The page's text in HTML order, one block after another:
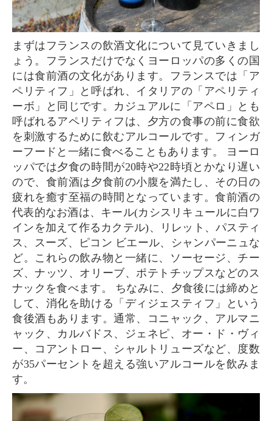
まずはフランスの飲酒文化について見ていきまし
ょう。フランスだけでなくヨーロッパの多くの国
には食前酒の文化があります。フランスでは「ア
ペリティフ」と呼ばれ、イタリアの「アペリティ
ーボ」と同じです。カジュアルに「アペロ」とも
呼ばれるアペリティフは、夕方の食事の前に食欲
を刺激するために飲むアルコールです。フィンガ
ーフードと一緒に食べることもあります。 ヨーロ
ッパでは夕食の時間が20時や22時頃とかなり遅い
ので、食前酒は夕食前の小腹を満たし、その日の
疲れを癒す至福の時間となっています。食前酒の
代表的なお酒は、キール(カシスリキュールに白ワ
インを加えて作るカクテル)、リレット、パスティ
ス、スーズ、ピコン ビエール、シャンパーニュな
ど。これらの飲み物と一緒に、ソーセージ、チー
ズ、ナッツ、オリーブ、ポテトチップスなどのス
ナックを食べます。 ちなみに、夕食後には締めと
して、消化を助ける「ディジェスティフ」という
食後酒もあります。通常、コニャック、アルマニ
ャック、カルバドス、ジェネピ、オー・ド・ヴィ
ー、コアントロー、シャルトリューズなど、度数
が35パーセントを超える強いアルコールを飲みま
す。